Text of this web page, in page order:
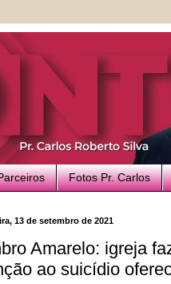
Fotos Pr. Carlos
13 de setembro de 2021
Amarelo: igreja
ao suicídio